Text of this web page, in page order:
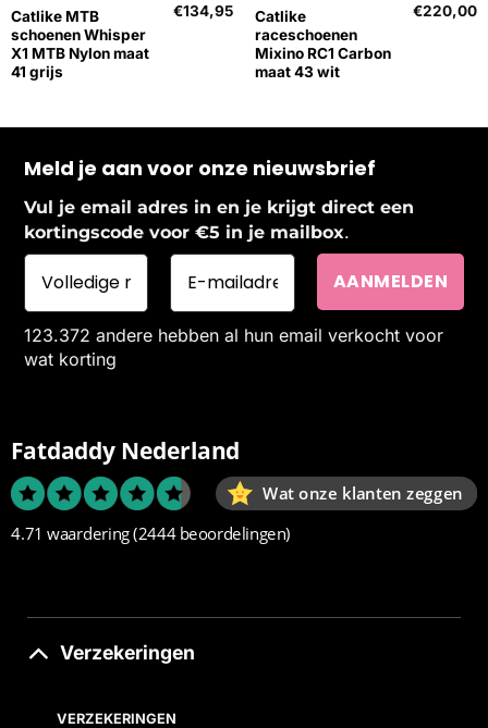
Catlike MTB
schoenen Whisper
X1 MTB Nylon maat
41 grijs
€134,95
Catlike
raceschoenen
Mixino RC1 Carbon
maat 43 wit
€220,00
Meld je aan voor onze nieuwsbrief
Vul je email adres in en je krijgt direct een
kortingscode voor €5 in je mailbox.
123.372 andere hebben al hun email verkocht voor
wat korting
Fatdaddy Nederland
Wat onze klanten zeggen
4.71 waardering(2444 beoordelingen)
Verzekeringen
VERZEKERINGEN